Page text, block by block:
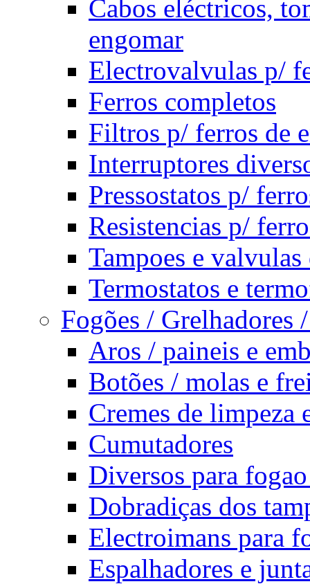
Cabos eléctricos,
engomar
Electrovalvulas p/
Ferros completos
Filtros p/ ferros de
Interruptores
Pressostatos p/
Resistencias p/
Tampoes e
Termostatos e
Fogões / Grelhadores
Aros / paineis e
Botões / molas e
Cremes de limpeza
Cumutadores
Diversos para
Dobradiças dos
Electroimans para
Espalhadores e